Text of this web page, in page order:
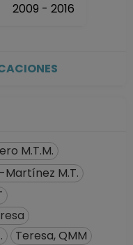
Zootecnia
DE
y
01-01-2008
inicial de
en el SIIA)
15-03-2017
2009 - 2016
M.T.M.
M.T.
Teresa, QMM